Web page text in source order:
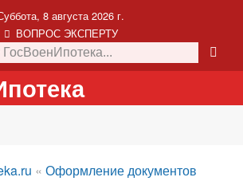
8 августа 2026 г.
ВОПРОС ЭКСПЕРТУ
« Оформление документов